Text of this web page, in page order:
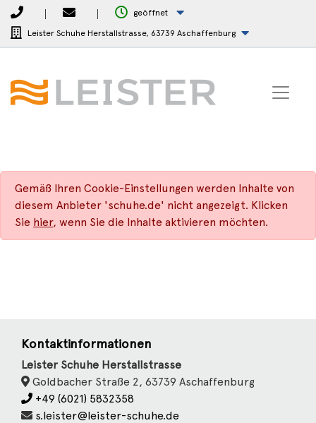
geöffnet
Leister Schuhe Herstallstrasse, 63739 Aschaffenburg
Gemäß Ihren Cookie-Einstellungen werden Inhalte von
diesem Anbieter 'schuhe.de' nicht angezeigt. Klicken
Sie hier, wenn Sie die Inhalte aktivieren möchten.
Kontaktinformationen
Leister Schuhe Herstallstrasse
Goldbacher Straße 2, 63739 Aschaffenburg
+49 (6021) 5832358
s.leister@leister-schuhe.de